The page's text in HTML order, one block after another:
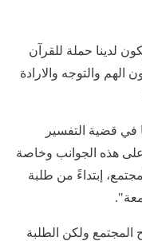
لدينا حملة للقرآن
الهم والتوجه والارادة
في قضية التفسير
على هذه الجوانب وخاصة
إبتداءً من طلبة
المجتمع ولكن الطلبة